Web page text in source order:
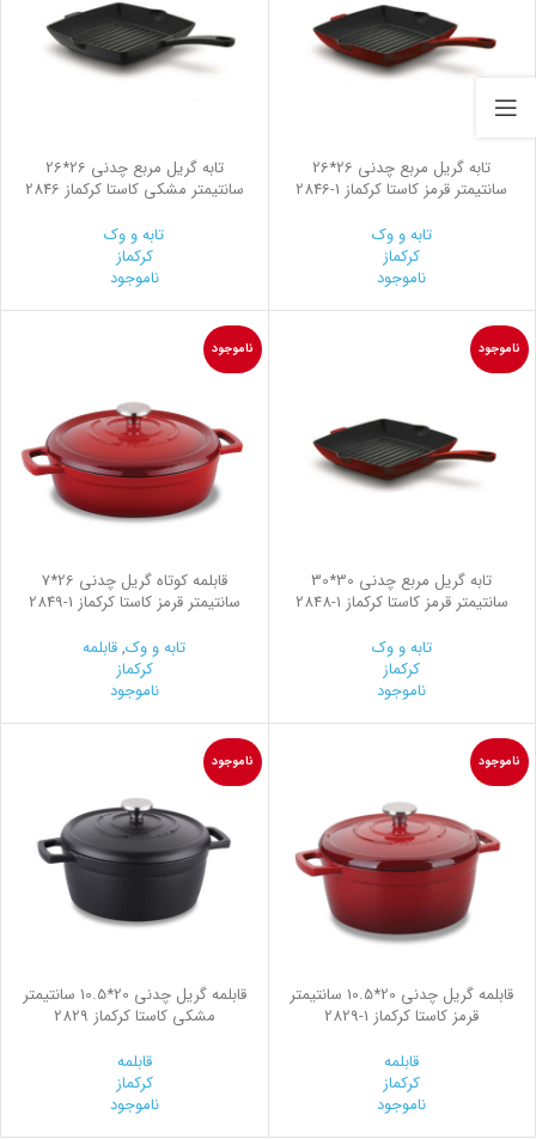
تابه گریل مربع چدنی 26*26
سانتیمتر قرمز کاستا کرکماز 2846-1
تابه و وک
کرکماز
ناموجود
تابه گریل مربع چدنی 26*26
سانتیمتر مشکی کاستا کرکماز 2846
تابه و وک
کرکماز
ناموجود
ناموجود
تابه گریل مربع چدنی 30*30
سانتیمتر قرمز کاستا کرکماز 2848-1
تابه و وک
کرکماز
ناموجود
ناموجود
قابلمه کوتاه گریل چدنی 26*7
سانتیمتر قرمز کاستا کرکماز 2849-1
تابه و وک,قابلمه
کرکماز
ناموجود
ناموجود
قابلمه گریل چدنی 20*10.5 سانتیمتر
قرمز کاستا کرکماز 2829-1
قابلمه
کرکماز
ناموجود
ناموجود
قابلمه گریل چدنی 20*10.5 سانتیمتر
مشکی کاستا کرکماز 2829
قابلمه
کرکماز
ناموجود